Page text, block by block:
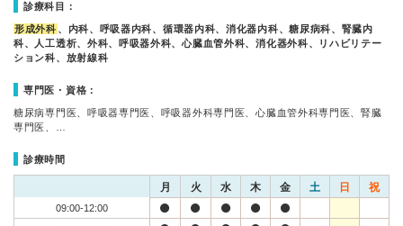
診療科目：
形成外科 、内科、呼吸器内科、循環器内科、消化器内科、糖尿病科、腎臓内
科、人工透析、外科、呼吸器外科、心臓血管外科、消化器外科、リハビリテー
ション科、放射線科
専門医・資格：
糖尿病専門医、呼吸器専門医、呼吸器外科専門医、心臓血管外科専門医、腎臓
専門医、…
診療時間
月 火 水 木 金 土 日 祝
09:00-12:00